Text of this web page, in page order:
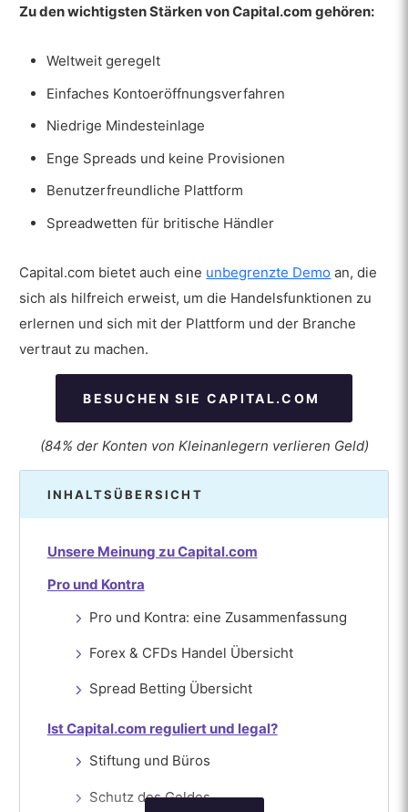
Zu den wichtigsten Stärken von Capital.com gehören:
Weltweit geregelt
Einfaches Kontoeröffnungsverfahren
Niedrige Mindesteinlage
Enge Spreads und keine Provisionen
Benutzerfreundliche Plattform
Spreadwetten für britische Händler
Capital.com bietet auch eine unbegrenzte Demo an, die
sich als hilfreich erweist, um die Handelsfunktionen zu
erlernen und sich mit der Plattform und der Branche
vertraut zu machen.
BESUCHEN SIE CAPITAL.COM
(84% der Konten von Kleinanlegern verlieren Geld)
INHALTSÜBERSICHT
Unsere Meinung zu Capital.com
Pro und Kontra
Pro und Kontra: eine Zusammenfassung
Forex & CFDs Handel Übersicht
Spread Betting Übersicht
Ist Capital.com reguliert und legal?
Stiftung und Büros
Schutz des Geldes